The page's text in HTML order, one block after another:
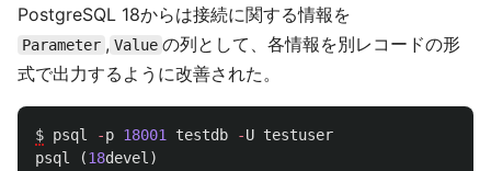
PostgreSQL 18からは接続に関する情報を
Parameter , Value の列として、各情報を別レコードの形
式で出力するように改善された。
$ psql -p 18001 testdb -U testuser
psql
(18devel )